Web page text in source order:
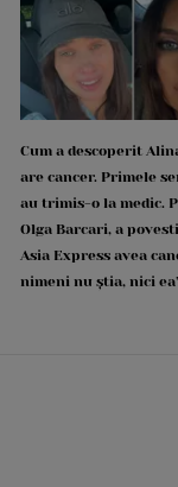
Cum a descoperit
are cancer. Primele
au trimis-o la medic.
Olga Barcari, a
Asia Express avea
nimeni nu știa, nici